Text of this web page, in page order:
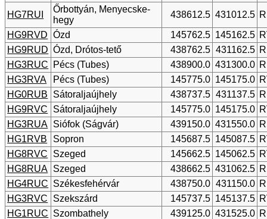
HG7RUI
Őrbottyán, Menyecske-
hegy
438612.5 431012.5
HG9RVD Ózd 145762.5 145162.5
HG9RUD Ózd, Drótos-tető 438762.5 431162.5
HG3RUC
Pécs (Tubes) 438900.0 431300.0
HG3RVA
Pécs (Tubes) 145775.0 145175.0
HG0RUB
Sátoraljaújhely 438737.5 431137.5
HG9RVC
Sátoraljaújhely 145775.0 145175.0
HG3RUA Siófok (Ságvár) 439150.0 431550.0
HG1RVB
Sopron 145687.5 145087.5
HG8RVC
Szeged 145662.5 145062.5
HG8RUA Szeged 438662.5 431062.5
HG4RUC Székesfehérvár 438750.0 431150.0
HG3RVC
Szekszárd 145737.5 145137.5
HG1RUC Szombathely 439125.0 431525.0